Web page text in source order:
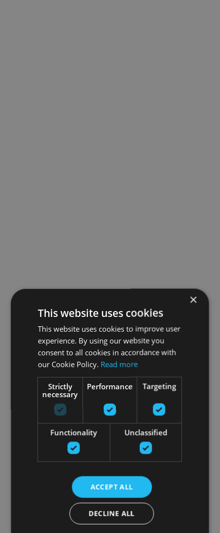
×
This website uses cookies
This website uses cookies to improve user
experience. By using our website you
consent to all cookies in accordance with
our Cookie Policy. Read more
Strictly
necessary
Performance Targeting
Functionality Unclassified
ACCEPT ALL
DECLINE ALL